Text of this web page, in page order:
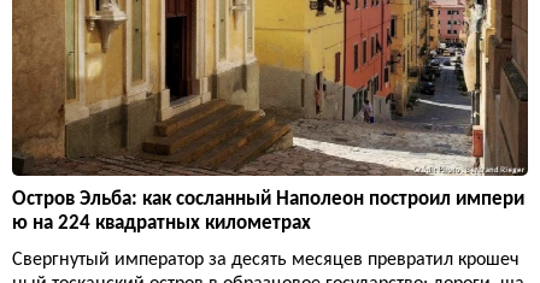
Остров Эльба: как сосланный Наполеон построил импери
ю на 224 квадратных километрах
Свергнутый император за десять месяцев превратил крошеч